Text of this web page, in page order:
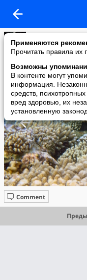
Применяются
Прочитать правила
Возможны
В контенте могут
информация.
средств,
вред здоровью, их
установленную
Lena V
added a photo
17 Nov в 19:23
Comment